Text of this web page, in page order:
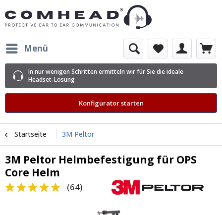
Menü
In nur wenigen Schritten ermitteln wir für Sie die ideale
Headset-Lösung
Konfigurator starten
Startseite 3M Peltor
3M Peltor Helmbefestigung für OPS
Core Helm
(64)